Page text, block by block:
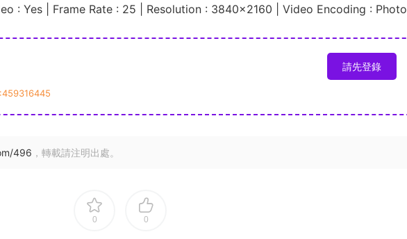
: Yes | Frame Rate : 25 | Resolution : 3840×2160 | Video Encoding : Photo
請先登錄
496 ，轉載請注明出處。
0 0